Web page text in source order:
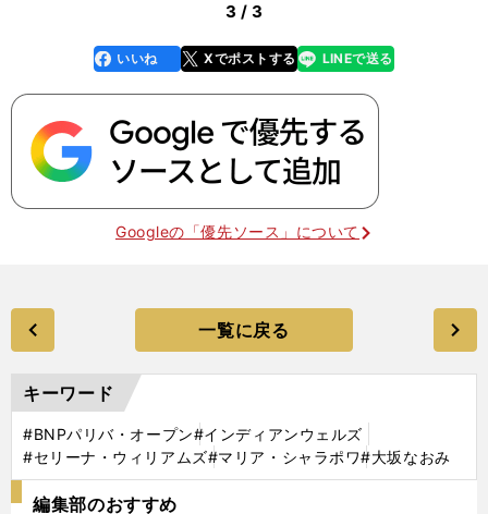
3 / 3
faceboo
k
いいね Xでポストする
line LINEで送る
Googleの「優先ソース」について
一覧に戻る
キーワード
#BNPパリバ・オープン#インディアンウェルズ
#セリーナ・ウィリアムズ#マリア・シャラポワ#大坂なおみ
編集部のおすすめ